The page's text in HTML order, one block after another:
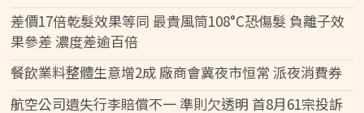
差價17倍乾髮效果等同 最貴風筒108°C恐傷髮 負離子效
果參差 濃度差逾百倍
餐飲業料整體生意增2成 廠商會冀夜市恒常 派夜消費券
航空公司遺失行李賠償不一 準則欠透明 首8月61宗投訴